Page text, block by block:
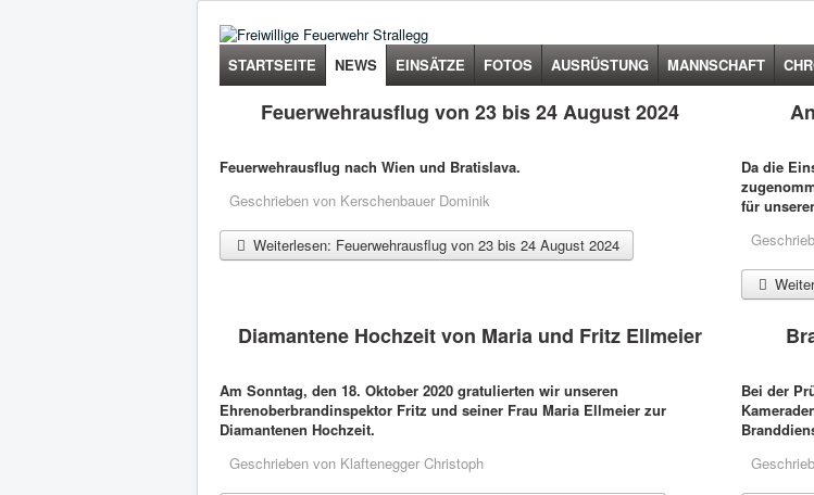
STARTSEITE NEWS EINSÄTZE FOTOS AUSRÜSTUNG MANNSCHAFT
Feuerwehrausflug von 23 bis 24 August 2024
Feuerwehrausflug nach Wien und Bratislava.
Geschrieben von Kerschenbauer Dominik
Weiterlesen: Feuerwehrausflug von 23 bis 24 August 2024
Da die
für
Diamantene Hochzeit von Maria und Fritz Ellmeier
Am Sonntag, den 18. Oktober 2020 gratulierten wir unseren
Ehrenoberbrandinspektor Fritz und seiner Frau Maria Ellmeier zur
Diamantenen Hochzeit.
Geschrieben von Klaftenegger Christoph
Bei der